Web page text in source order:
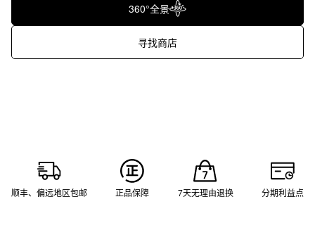
360°全景
寻找商店
顺丰、偏远地区包邮 正品保障 7天无理由退换 分期利益点